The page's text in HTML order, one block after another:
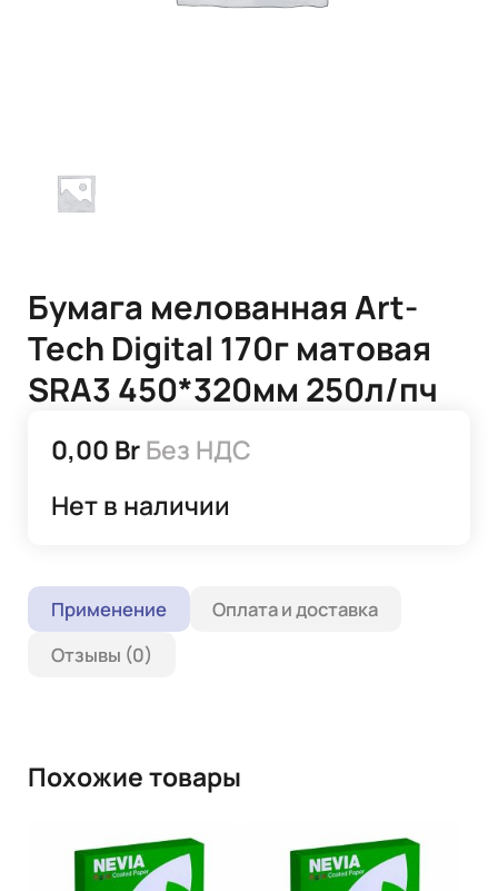
Бумага мелованная Art-
Tech Digital 170г матовая
SRA3 450*320мм 250л/пч
0,00 BrБез НДС
Нет в наличии
Применение
Оплата и доставка
Отзывы (0)
Похожие товары